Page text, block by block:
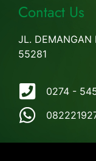
Contact Us
JL. DEMANGAN
55281
0274 -